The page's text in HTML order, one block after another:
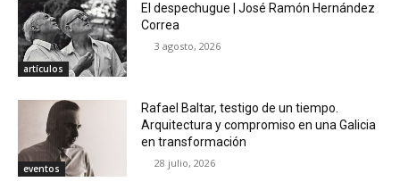
artículos
El despechugue | José Ramón Hernández
Correa
3 agosto, 2026
eventos
Rafael Baltar, testigo de un tiempo.
Arquitectura y compromiso en una Galicia
en transformación
28 julio, 2026